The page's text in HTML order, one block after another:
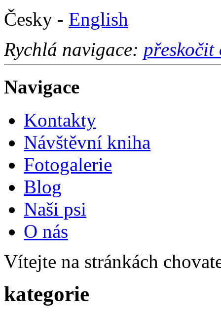
Česky - English
Rychlá navigace: přeskočit
Navigace
Kontakty
Návštěvní kniha
Fotogalerie
Blog
Naši psi
O nás
Vítejte na stránkách
kategorie